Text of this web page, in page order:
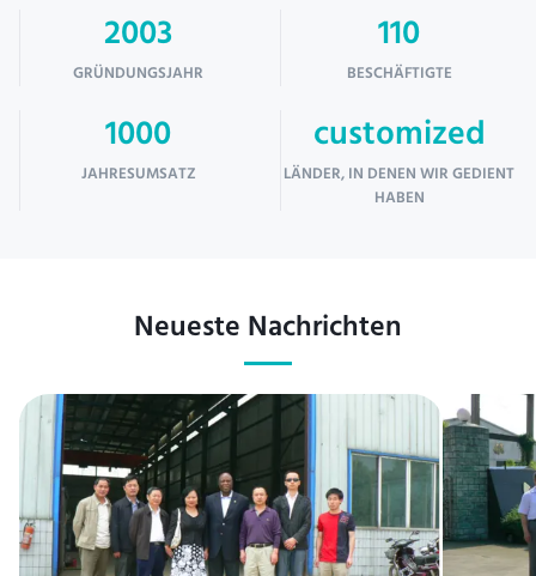
2003
GRÜNDUNGSJAHR
110
BESCHÄFTIGTE
1000
JAHRESUMSATZ
customized
LÄNDER, IN DENEN WIR GEDIENT
HABEN
Neueste Nachrichten